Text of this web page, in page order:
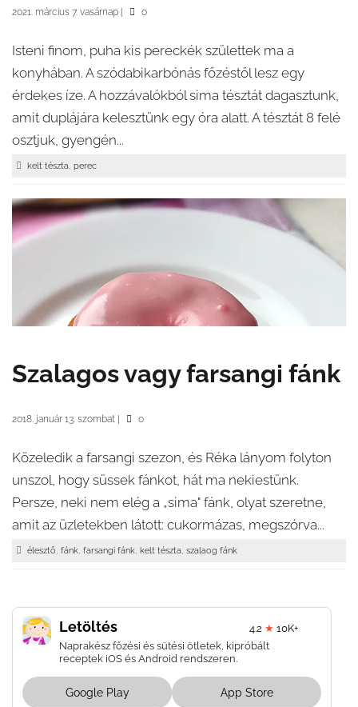
2021. március 7. vasárnap 0
Isteni finom, puha kis pereckék születtek ma a
konyhában. A szódabikarbónás főzéstől lesz egy
érdekes íze. A hozzávalókból sima tésztát dagasztunk,
amit duplájára kelesztünk egy óra alatt. A tésztát 8 felé
osztjuk, gyengén...
kelt tészta, perec
Szalagos vagy farsangi fánk
2018. január 13. szombat 0
Közeledik a farsangi szezon, és Réka lányom folyton
unszol, hogy süssek fánkot, hát ma nekiestünk.
Persze, neki nem elég a „sima" fánk, olyat szeretne,
amit az üzletekben látott: cukormázas, megszórva...
élesztő, fánk, farsangi fánk, kelt tészta, szalaog fánk
Letöltés 4.2 ★ 10K+
Naprakész főzési és sütési ötletek, kipróbált
receptek iOS és Android rendszeren.
Google Play App Store